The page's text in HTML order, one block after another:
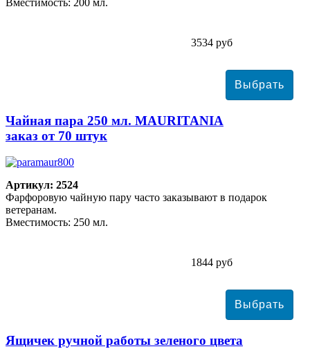
Вместимость: 200 мл.
3534 руб
Чайная пара 250 мл. MAURITANIA
заказ от 70 штук
Артикул: 2524
Фарфоровую чайную пару часто заказывают в подарок
ветеранам.
Вместимость: 250 мл.
1844 руб
Ящичек ручной работы зеленого цвета